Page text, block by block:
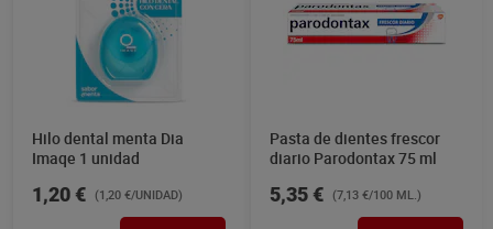
Hilo dental menta Dia
Imaqe 1 unidad
1,20 € (1,20 €/UNIDAD)
Pasta de dientes frescor
diario Parodontax 75 ml
5,35 € (7,13 €/100 ML.)